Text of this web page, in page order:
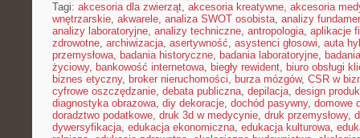
Tagi: akcesoria dla zwierząt, akcesoria kreatywne, akcesoria
wnętrzarskie, akwarele, analiza SWOT osobista, analizy
analizy laboratoryjne, analizy techniczne, antropologia, aplikacje
zdrowotne, archiwizacja, asertywność, asystenci głosowi, auta
przemysłowa, badania historyczne, badania laboratoryjne,
życiowy, bankowość internetowa, biegły rewident, biuro obsługi
biznes etyczny, broker nieruchomości, burza mózgów, CSR w
cyfrowe oszczędzanie, debata publiczna, depilacja, design
diagnostyka obrazowa, diy dekoracje, dochód pasywny, domowe
doradztwo podatkowe, druk 3d w medycynie, druk przemysłowy,
dywersyfikacja, edukacja ekonomiczna, edukacja kulturowa,